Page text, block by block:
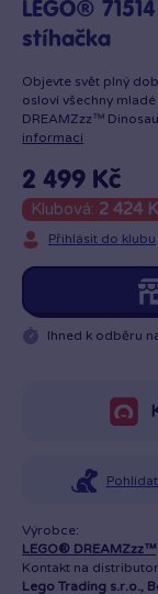
LEGO®
stíhačka
Objevte svět plný
osloví všechny
DREAMZzz™
informací
2 499 Kč
Klubová: 2 424
Přihlásit do klubu
Ihned k odběru
Výrobce:
LEGO® DREAMZzz™
Kontakt na
Lego Trading s.r.o.,